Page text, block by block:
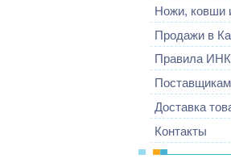
Ножи, ковши
Продажи в
Правила
Поставщикам
Доставка
Контакты